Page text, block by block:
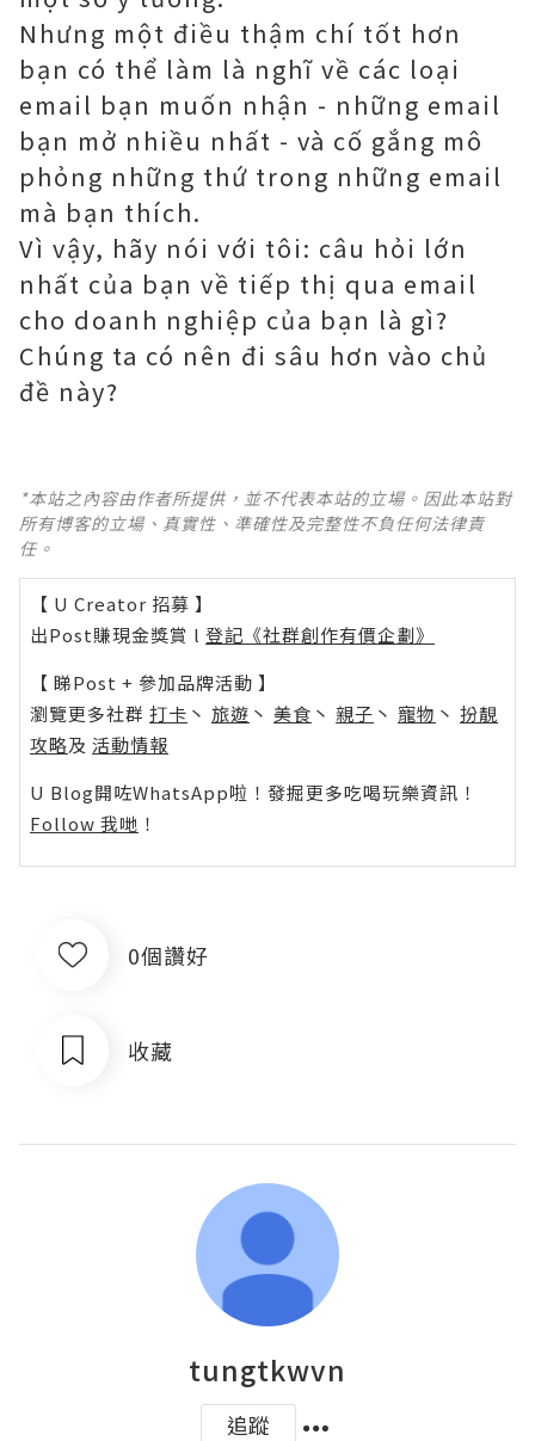
Nhưng một điều thậm chí tốt hơn
bạn có thể làm là nghĩ về các loại
email bạn muốn nhận - những email
bạn mở nhiều nhất - và cố gắng mô
phỏng những thứ trong những email
mà bạn thích.
Vì vậy, hãy nói với tôi: câu hỏi lớn
nhất của bạn về tiếp thị qua email
cho doanh nghiệp của bạn là gì?
Chúng ta có nên đi sâu hơn vào chủ
đề này?
*本站之內容由作者所提供，並不代表本站的立場。因此本站對
所有博客的立場、真實性、準確性及完整性不負任何法律責
任。
【 U Creator 招募 】
出Post賺現金獎賞 l 登記《社群創作有價企劃》
【 睇Post + 參加品牌活動 】
瀏覽更多社群 打卡 丶 旅遊 丶 美食 丶 親子 丶 寵物 丶 扮靚
攻略及 活動情報
U Blog開咗WhatsApp啦！發掘更多吃喝玩樂資訊！
Follow 我哋 ！
0個讚好
收藏
tungtkwvn
追蹤